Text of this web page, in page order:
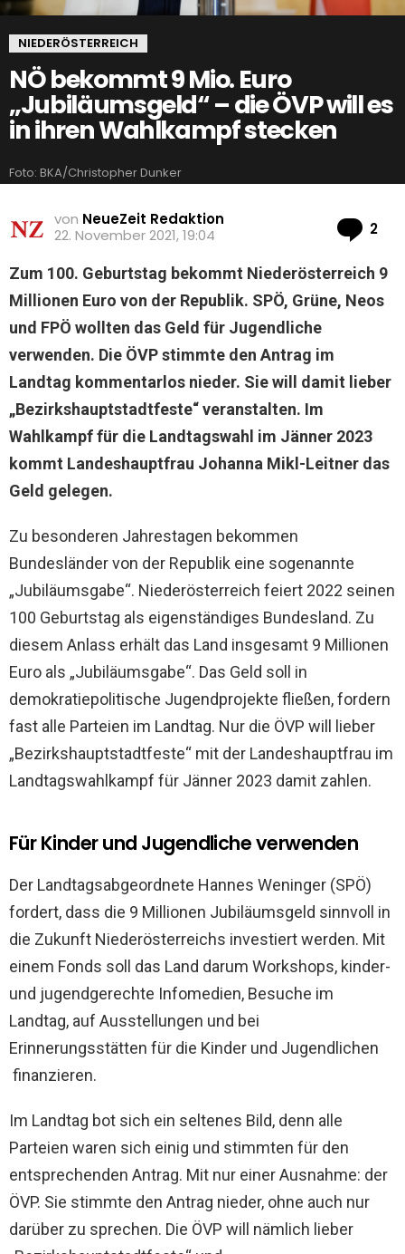
NIEDERÖSTERREICH
NÖ bekommt 9 Mio. Euro
„Jubiläumsgeld“ – die ÖVP will es
in ihren Wahlkampf stecken
Foto: BKA/Christopher Dunker
von NeueZeit Redaktion
22. November 2021, 19:04
2
Zum 100. Geburtstag bekommt Niederösterreich 9
Millionen Euro von der Republik. SPÖ, Grüne, Neos
und FPÖ wollten das Geld für Jugendliche
verwenden. Die ÖVP stimmte den Antrag im
Landtag kommentarlos nieder. Sie will damit lieber
„Bezirkshauptstadtfeste“ veranstalten. Im
Wahlkampf für die Landtagswahl im Jänner 2023
kommt Landeshauptfrau Johanna Mikl-Leitner das
Geld gelegen.
Zu besonderen Jahrestagen bekommen
Bundesländer von der Republik eine sogenannte
„Jubiläumsgabe“. Niederösterreich feiert 2022 seinen
100 Geburtstag als eigenständiges Bundesland. Zu
diesem Anlass erhält das Land insgesamt 9 Millionen
Euro als „Jubiläumsgabe“. Das Geld soll in
demokratiepolitische Jugendprojekte fließen, fordern
fast alle Parteien im Landtag. Nur die ÖVP will lieber
„Bezirkshauptstadtfeste“ mit der Landeshauptfrau im
Landtagswahlkampf für Jänner 2023 damit zahlen.
Für Kinder und Jugendliche verwenden
Der Landtagsabgeordnete Hannes Weninger (SPÖ)
fordert, dass die 9 Millionen Jubiläumsgeld sinnvoll in
die Zukunft Niederösterreichs investiert werden. Mit
einem Fonds soll das Land darum Workshops, kinder-
und jugendgerechte Infomedien, Besuche im
Landtag, auf Ausstellungen und bei
Erinnerungsstätten für die Kinder und Jugendlichen
finanzieren.
Im Landtag bot sich ein seltenes Bild, denn alle
Parteien waren sich einig und stimmten für den
entsprechenden Antrag. Mit nur einer Ausnahme: der
ÖVP. Sie stimmte den Antrag nieder, ohne auch nur
darüber zu sprechen. Die ÖVP will nämlich lieber